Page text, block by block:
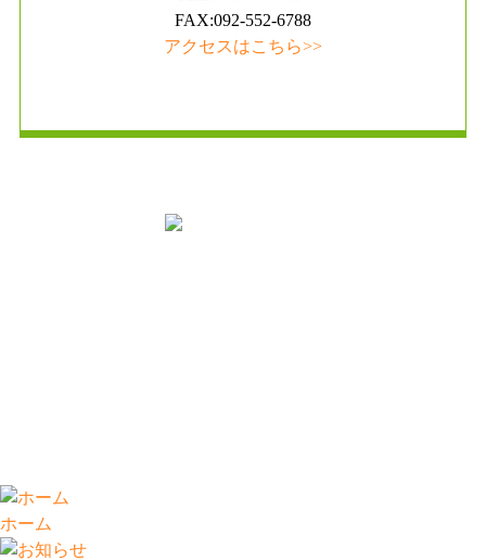
FAX:092-552-6788
アクセスはこちら>>
ホーム